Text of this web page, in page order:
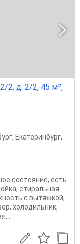
2, д. 2/2, 45 м²,
, Екатеринбург,
состояние, есть
стиральная
с вытяжкой,
холодильник,